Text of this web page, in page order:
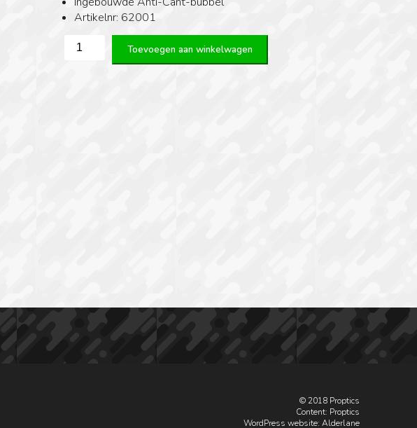
Artikelnr: 62001
EAW
Toevoegen aan winkelwagen
© 2018 Proptics
Content: Proptics
WordPress website: Alderlane